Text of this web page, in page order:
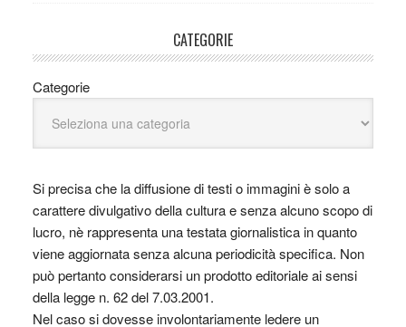
CATEGORIE
Categorie
Si precisa che la diffusione di testi o immagini è solo a
carattere divulgativo della cultura e senza alcuno scopo di
lucro, nè rappresenta una testata giornalistica in quanto
viene aggiornata senza alcuna periodicità specifica. Non
può pertanto considerarsi un prodotto editoriale ai sensi
della legge n. 62 del 7.03.2001.
Nel caso si dovesse involontariamente ledere un